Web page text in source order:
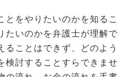
とをやりたいのかを知るこ
たいのかを弁護士が理解で
ることはできず、どのよう
検討することすらできませ